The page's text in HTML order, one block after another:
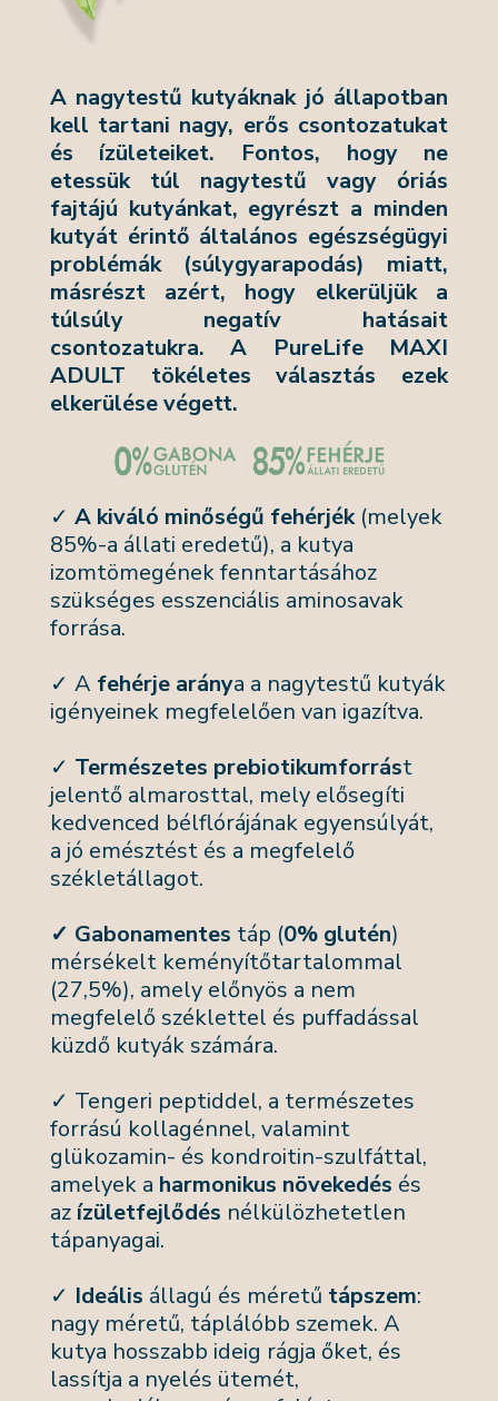
A nagytestű kutyáknak jó állapotban
kell tartani nagy, erős csontozatukat
és ízületeiket. Fontos, hogy ne
etessük túl nagytestű vagy óriás
fajtájú kutyánkat, egyrészt a minden
kutyát érintő általános egészségügyi
problémák (súlygyarapodás) miatt,
másrészt azért, hogy elkerüljük a
túlsúly negatív hatásait
csontozatukra. A PureLife MAXI
ADULT tökéletes választás ezek
elkerülése végett.
✓ A kiváló minőségű fehérjék(melyek
85%-a állati eredetű), a kutya
izomtömegének fenntartásához
szükséges esszenciális aminosavak
forrása.
✓ A fehérje aránya a nagytestű kutyák
igényeinek megfelelően van igazítva.
✓ Természetes prebiotikumforrást
jelentő almarosttal, mely elősegíti
kedvenced bélflórájának egyensúlyát,
a jó emésztést és a megfelelő
székletállagot.
✓ Gabonamentes táp (0% glutén)
mérsékelt keményítőtartalommal
(27,5%), amely előnyös a nem
megfelelő széklettel és puffadással
küzdő kutyák számára.
✓ Tengeri peptiddel, a természetes
forrású kollagénnel, valamint
glükozamin- és kondroitin-szulfáttal,
amelyek a harmonikus növekedés és
az ízületfejlődés nélkülözhetetlen
tápanyagai.
✓ Ideális állagú és méretű tápszem:
nagy méretű, táplálóbb szemek. A
kutya hosszabb ideig rágja őket, és
lassítja a nyelés ütemét,